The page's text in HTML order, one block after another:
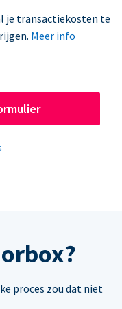
je transactiekosten te
Meer info
proces zou dat niet